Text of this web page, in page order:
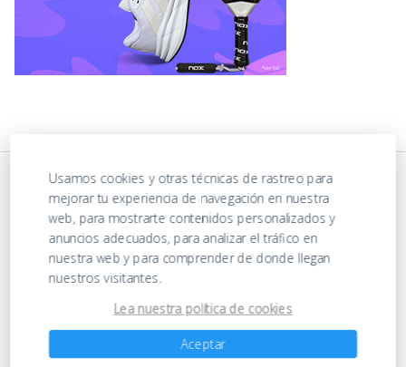
https://ofertasenjuguetes.com/privacy-policy/
Usamos cookies y otras técnicas de rastreo para
mejorar tu experiencia de navegación en nuestra
web, para mostrarte contenidos personalizados y
anuncios adecuados, para analizar el tráfico en
nuestra web y para comprender de donde llegan
nuestros visitantes.
Lea nuestra política de cookies
Aceptar